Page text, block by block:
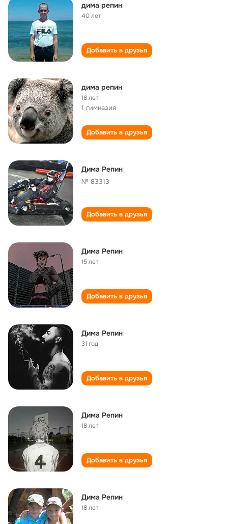
дима репин
40 лет
Добавить в друзья
дима репин
18 лет
1 гимназия
Добавить в друзья
Дима Репин
№ 83313
Добавить в друзья
Дима Репин
15 лет
Добавить в друзья
Дима Репин
31 год
Добавить в друзья
Дима Репин
18 лет
Добавить в друзья
Дима Репин
18 лет